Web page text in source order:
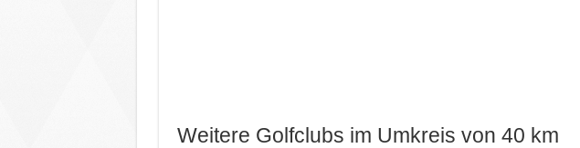
Weitere Golfclubs im Umkreis von 40 km